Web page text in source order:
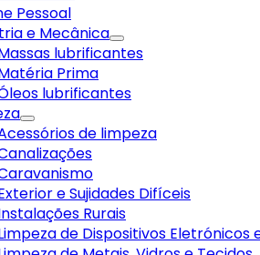
Pessoal
e Mecânica
lubrificantes
Prima
lubrificantes
de limpeza
e Sujidades Difíceis
Rurais
de Dispositivos